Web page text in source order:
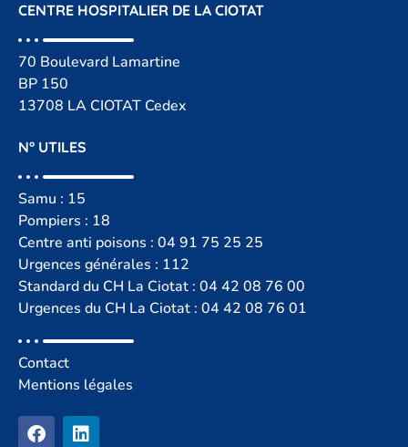
CENTRE HOSPITALIER DE LA CIOTAT
70 Boulevard Lamartine
BP 150
13708 LA CIOTAT Cedex
N° UTILES
Samu : 15
Pompiers : 18
Centre anti poisons : 04 91 75 25 25
Urgences générales : 112
Standard du CH La Ciotat : 04 42 08 76 00
Urgences du CH La Ciotat : 04 42 08 76 01
Contact
Mentions légales